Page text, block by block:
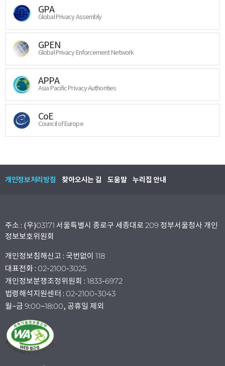
GPA
Global Privacy Assembly
GPEN
Global Privacy Enforcement Network
APPA
Asia Pacific Privacy Authorities
CoE
Council of Europe
개인정보처리방침 찾아오시는 길 도움말 누리집 안내
주소 : (우)03171 서울특별시 종로구 세종대로 209 정부서울청사 개인
정보보호위원회
개인정보침해신고 : 국번없이 118
대표전화 : 02-2100-3025
개인정보분쟁조정위원회 : 1833-6972
법령해석지원센터 : 02-2100-3043
월~금 9:00~18:00, 공휴일 제외